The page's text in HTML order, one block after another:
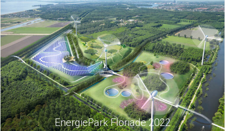
EnergiePark Floriade 2022